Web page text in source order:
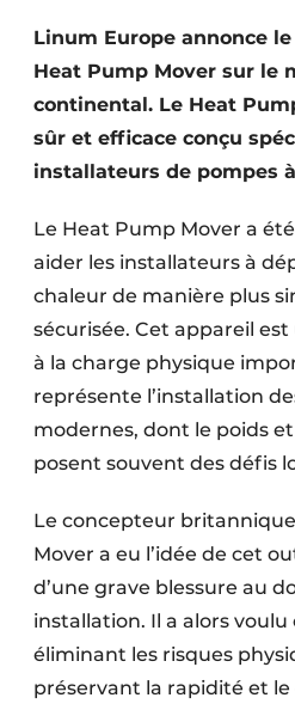
Video’s
Linum Europe annonce
Heat Pump Mover sur le
continental. Le Heat
sûr et efficace conçu
installateurs de pompes
Le Heat Pump Mover a
aider les installateurs à
chaleur de manière plus
sécurisée. Cet appareil
à la charge physique
représente l’installation
modernes, dont le poids
posent souvent des défis
Le concepteur
Mover a eu l’idée de cet
d’une grave blessure au
installation. Il a alors
éliminant les risques
préservant la rapidité et